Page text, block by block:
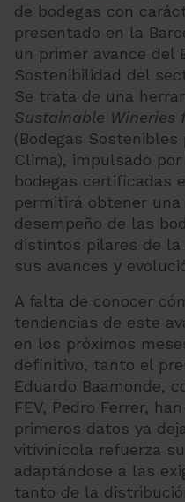
de bodegas con
presentado en la
un primer avance del
Sostenibilidad del
Se trata de una
Sustainable
(Bodegas
Clima), impulsado
bodegas certificadas
permitirá obtener
desempeño de las
distintos pilares de
sus avances y
A falta de conocer
tendencias de este
en los próximos
definitivo, tanto el
Eduardo Baamonde,
FEV, Pedro Ferrer,
primeros datos ya
vitivinícola refuerza
adaptándose a las
tanto de la